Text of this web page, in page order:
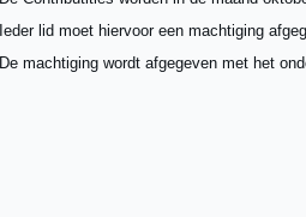
Ieder lid moet hiervoor een machtiging
De machtiging wordt afgegeven met het